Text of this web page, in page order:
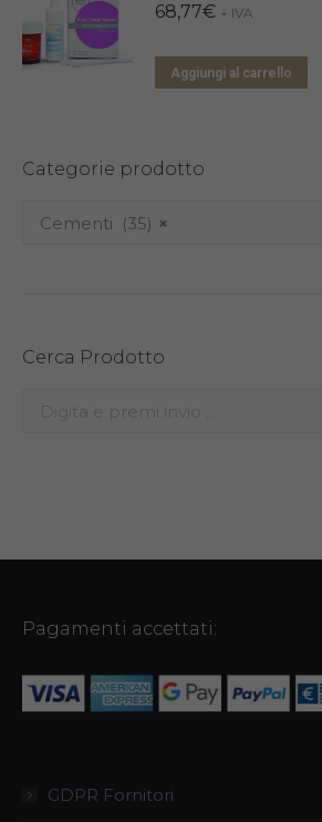
68,77€ + IVA
Aggiungi al carrello
Categorie prodotto
×
Cementi (35)
Cerca Prodotto
Pagamenti accettati:
GDPR Fornitori